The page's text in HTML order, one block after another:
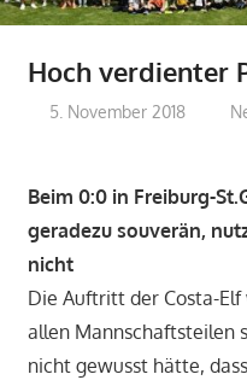
Hoch verdienter
5. November 2018
Beim 0:0 in Freiburg-
geradezu souverän,
nicht
Die Auftritt der Costa-
allen Mannschaftsteilen
nicht gewusst hätte,